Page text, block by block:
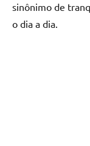
sinônimo de
o dia a dia.